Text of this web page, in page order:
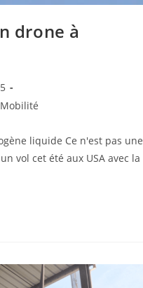
drone à
Mobilité
liquide Ce n'est pas une
vol cet été aux USA avec la